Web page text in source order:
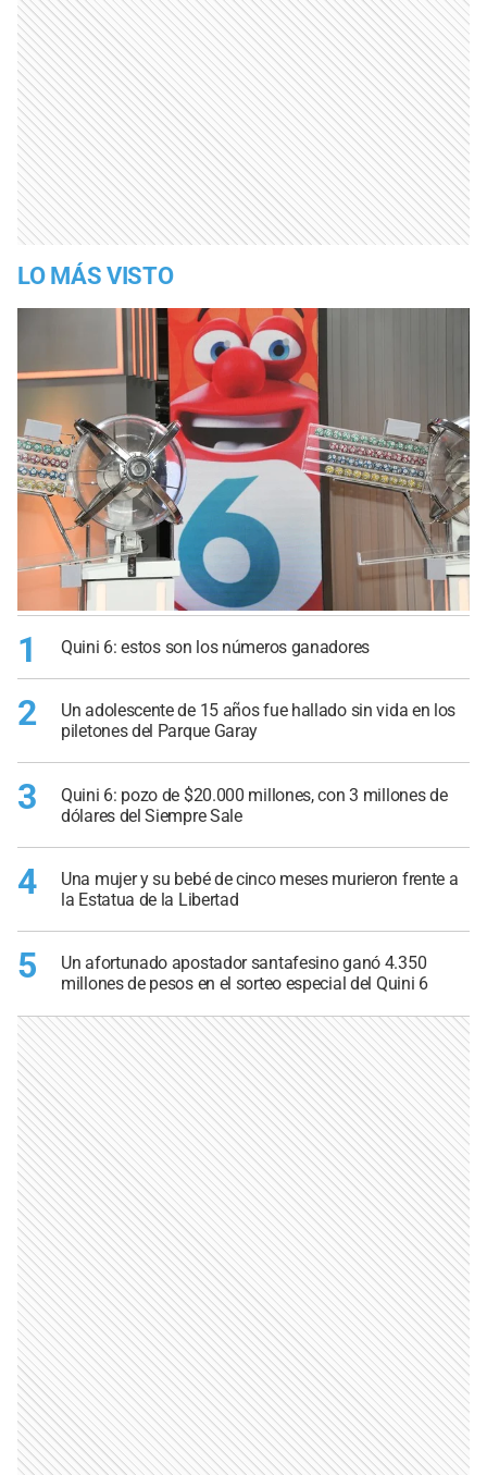
LO MÁS VISTO
1 Quini 6: estos son los números ganadores
2
Un adolescente de 15 años fue hallado sin vida en los
piletones del Parque Garay
3
Quini 6: pozo de $20.000 millones, con 3 millones de
dólares del Siempre Sale
4
Una mujer y su bebé de cinco meses murieron frente a
la Estatua de la Libertad
5
Un afortunado apostador santafesino ganó 4.350
millones de pesos en el sorteo especial del Quini 6